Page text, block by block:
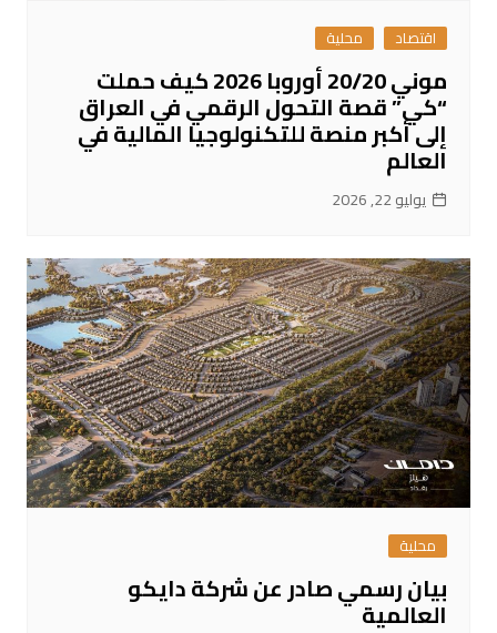
اقتصاد محلية
موني 20/20 أوروبا 2026 كيف حملت
“كي” قصة التحول الرقمي في العراق
إلى أكبر منصة للتكنولوجيا المالية في
العالم
يوليو 22, 2026
محلية
بيان رسمي صادر عن شركة دايكو
العالمية